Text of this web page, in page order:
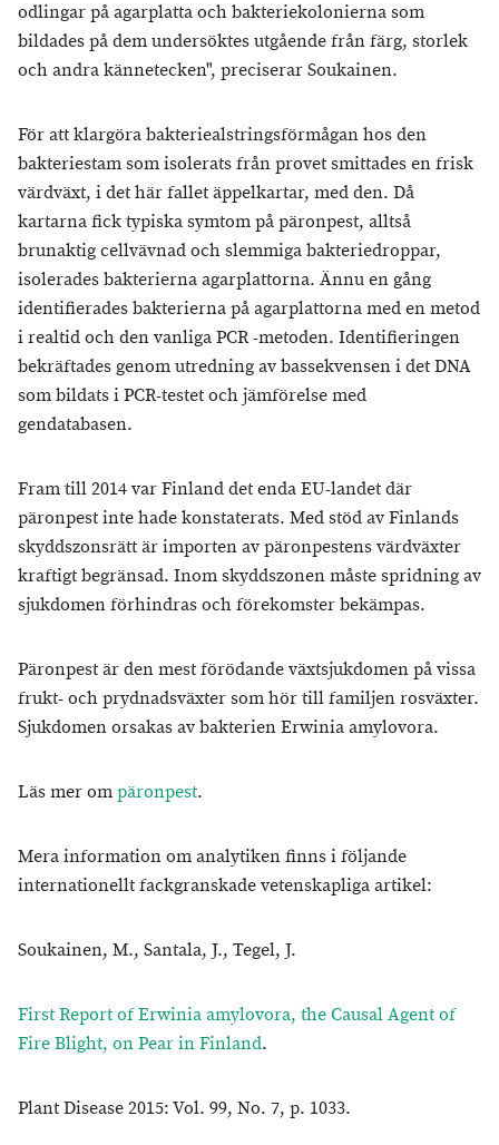
odlingar på agarplatta och bakteriekolonierna som
bildades på dem undersöktes utgående från färg, storlek
och andra kännetecken", preciserar Soukainen.
För att klargöra bakteriealstringsförmågan hos den
bakteriestam som isolerats från provet smittades en frisk
värdväxt, i det här fallet äppelkartar, med den. Då
kartarna fick typiska symtom på päronpest, alltså
brunaktig cellvävnad och slemmiga bakteriedroppar,
isolerades bakterierna agarplattorna. Ännu en gång
identifierades bakterierna på agarplattorna med en metod
i realtid och den vanliga PCR -metoden. Identifieringen
bekräftades genom utredning av bassekvensen i det DNA
som bildats i PCR-testet och jämförelse med
gendatabasen.
Fram till 2014 var Finland det enda EU-landet där
päronpest inte hade konstaterats. Med stöd av Finlands
skyddszonsrätt är importen av päronpestens värdväxter
kraftigt begränsad. Inom skyddszonen måste spridning av
sjukdomen förhindras och förekomster bekämpas.
Päronpest är den mest förödande växtsjukdomen på vissa
frukt- och prydnadsväxter som hör till familjen rosväxter.
Sjukdomen orsakas av bakterien Erwinia amylovora.
Läs mer ompäronpest.
Mera information om analytiken finns i följande
internationellt fackgranskade vetenskapliga artikel:
Soukainen, M., Santala, J., Tegel, J.
First Report of Erwinia amylovora, the Causal Agent of
Fire Blight, on Pear in Finland.
Plant Disease 2015: Vol. 99, No. 7, p. 1033.